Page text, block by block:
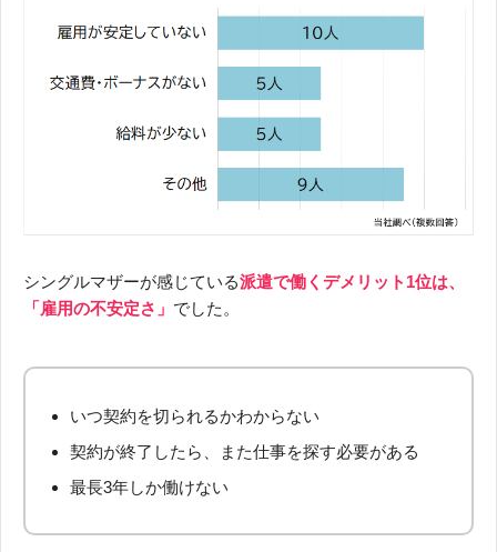
シングルマザーが感じている派遣で働くデメリット1位は、
「雇用の不安定さ」 でした。
いつ契約を切られるかわからない
契約が終了したら、また仕事を探す必要がある
最長3年しか働けない